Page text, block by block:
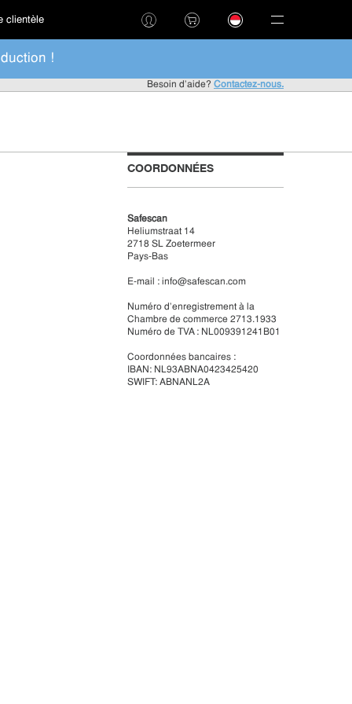
clientèle
!
Besoin d'aide? Contactez-nous.
COORDONNÉES
Safescan
Heliumstraat 14
2718 SL Zoetermeer
Pays-Bas
E-mail :info@safescan.com
Numéro d'enregistrement à la
Chambre de commerce 2713.1933
Numéro de TVA : NL009391241B01
Coordonnées bancaires :
IBAN: NL93ABNA0423425420
SWIFT: ABNANL2A